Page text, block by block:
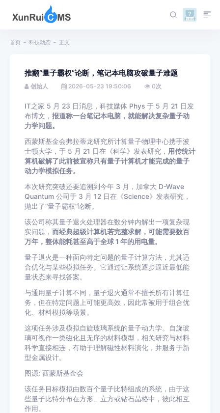
首页 科技动态 正文
推翻“量子霸权”论断，笔记本电脑攻破量子难题
创始人 2026-05-23 19:50:06 0次
IT之家 5 月 23 日消息，科技媒体 Phys 于 5 月 21 日发
布博文， 报道称一台笔记本电脑，就能解决复杂量子动
力学问题。
西蒙斯基金会弗拉蒂龙研究所计算量子物理中心携手波
士顿大学，于 5 月 21 日在《科学》发表研究， 用传统计
算机破解了此前被宣称只有量子计算机才能完成的量子
动力学模拟任务。
本次研究突破还要追溯到今年 3 月，加拿大 D-Wave
Quantum 公司于 3 月 12 日在《Science》发表研究，
抛出了“量子霸权”论断。
该公司称其量子退火处理器在数分钟内解出一项复杂现
实问题， 而经典超级计算机若完整求解，可能需要数百
万年，整体能耗甚至高于全球 1 年的用电量。
量子退火是一种面向特定问题的量子计算方法，尤其适
合优化与某些模拟任务。它通过让系统逐步逼近最低能
量状态来寻找答案。
与通用量子计算不同，量子退火通常不擅长所有计算任
务，但在特定问题上可能更高效，因此常被用于组合优
化、材料模拟等场景。
这项任务涉及模拟自旋玻璃系统的量子动力学。自旋玻
璃可视作一类磁化且无序的材料模型，相关研究与材料
科学直接相连，有助于理解磁性材料演化，并服务于新
型金属设计。
图源: 西蒙斯基金会
该任务目标模拟由数百个量子比特组成的系统，由于这
些量子比特分布在方形、立方或钻石晶格中，彼此相互
作用。